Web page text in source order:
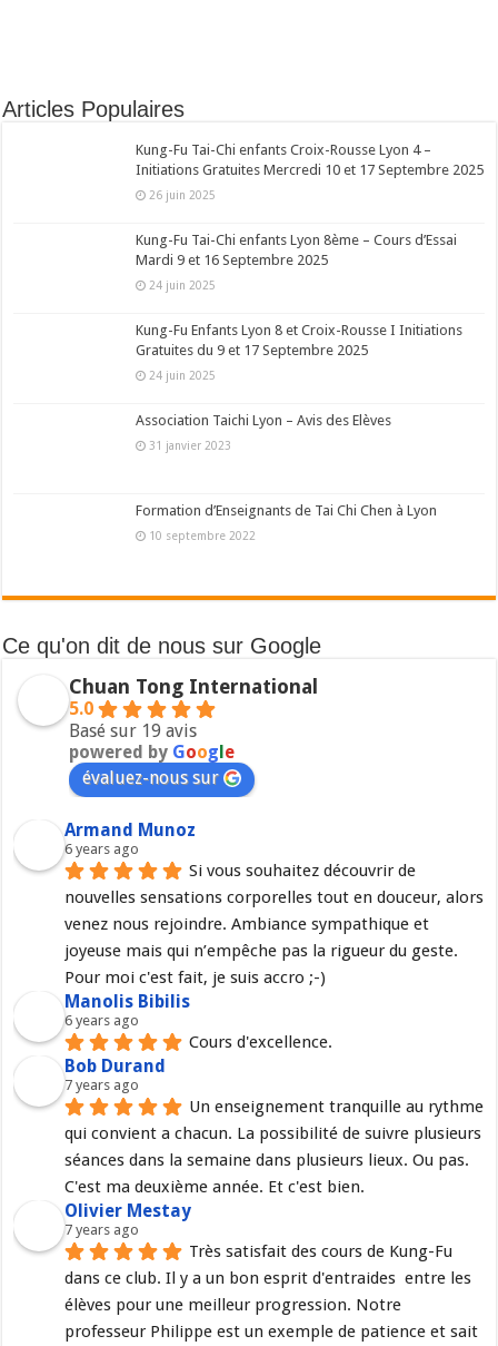
Articles Populaires
Kung-Fu Tai-Chi enfants Croix-Rousse Lyon 4 –
Initiations Gratuites Mercredi 10 et 17 Septembre 2025
26 juin 2025
Kung-Fu Tai-Chi enfants Lyon 8ème – Cours d’Essai
Mardi 9 et 16 Septembre 2025
24 juin 2025
Kung-Fu Enfants Lyon 8 et Croix-Rousse I Initiations
Gratuites du 9 et 17 Septembre 2025
24 juin 2025
Association Taichi Lyon – Avis des Elèves
31 janvier 2023
Formation d’Enseignants de Tai Chi Chen à Lyon
10 septembre 2022
Ce qu'on dit de nous sur Google
Chuan Tong International
5.0
Basé sur 19 avis
powered by Google
évaluez-nous sur
Armand Munoz
6 years ago
Si vous souhaitez découvrir de
nouvelles sensations corporelles tout en douceur, alors
venez nous rejoindre. Ambiance sympathique et
joyeuse mais qui n’empêche pas la rigueur du geste.
Pour moi c'est fait, je suis accro ;-)
Manolis Bibilis
6 years ago
Cours d'excellence.
Bob Durand
7 years ago
Un enseignement tranquille au rythme
qui convient a chacun. La possibilité de suivre plusieurs
séances dans la semaine dans plusieurs lieux. Ou pas.
C'est ma deuxième année. Et c'est bien.
Olivier Mestay
7 years ago
Très satisfait des cours de Kung-Fu
dans ce club. Il y a un bon esprit d'entraides  entre les
élèves pour une meilleur progression. Notre
professeur Philippe est un exemple de patience et sait